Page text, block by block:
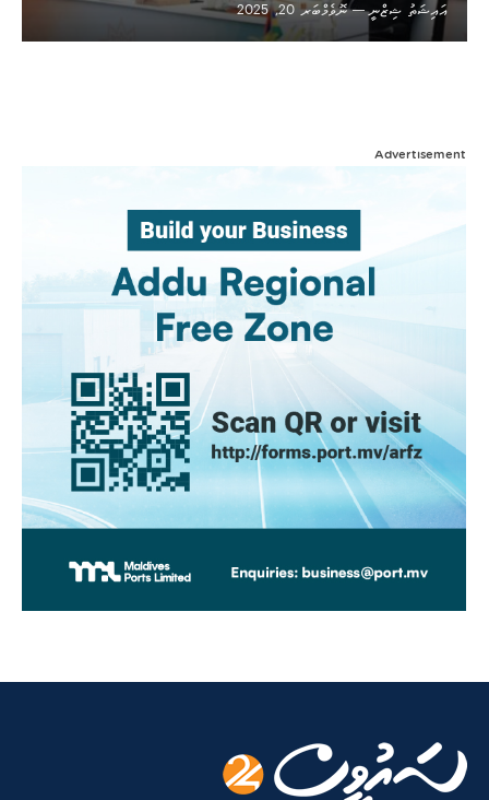
އައިޝަތު ޝިޒްނީ
ނޮވެމްބަރ 20, 2025
Advertisement